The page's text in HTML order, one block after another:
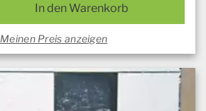
In den Warenkorb
Meinen Preis anzeigen